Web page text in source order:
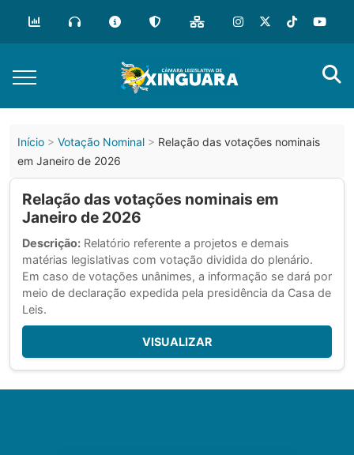
Início Votação Nominal
Relação das votações nominais
em Janeiro de 2026
Relação das votações nominais em
Janeiro de 2026
Descrição: Relatório referente a projetos e demais
matérias legislativas com votação dividida do plenário.
Em caso de votações unânimes, a informação se dará por
meio de declaração expedida pela presidência da Casa de
Leis.
VISUALIZAR